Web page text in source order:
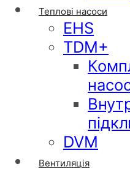
Теплові насоси
EHS
TDM+
DVM
Вентиляція